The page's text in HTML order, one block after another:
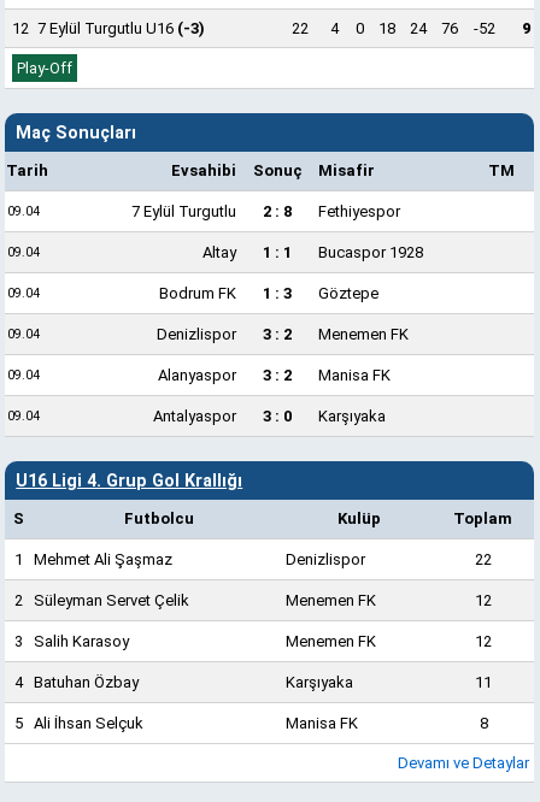
12 7 Eylül Turgutlu U16 (-3) 22 4 0 18 24 76 -52 9
Play-Off
Maç Sonuçları
Tarih Evsahibi Sonuç Misafir TM
09.04 7 Eylül Turgutlu 2 : 8 Fethiyespor
09.04 Altay 1 : 1 Bucaspor 1928
09.04 Bodrum FK 1 : 3 Göztepe
09.04 Denizlispor 3 : 2 Menemen FK
09.04 Alanyaspor 3 : 2 Manisa FK
09.04 Antalyaspor 3 : 0 Karşıyaka
U16 Ligi 4. Grup Gol Krallığı
S Futbolcu Kulüp Toplam
1 Mehmet Ali Şaşmaz Denizlispor 22
2 Süleyman Servet Çelik Menemen FK 12
3 Salih Karasoy Menemen FK 12
4 Batuhan Özbay Karşıyaka 11
5 Ali İhsan Selçuk Manisa FK 8
Devamı ve Detaylar